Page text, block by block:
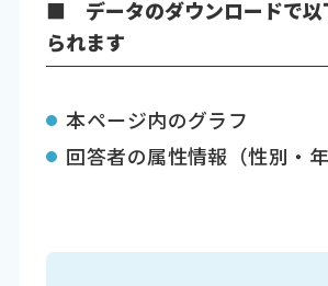
■ データのダウンロードで以
られます
本ページ内のグラフ
回答者の属性情報（性別・年